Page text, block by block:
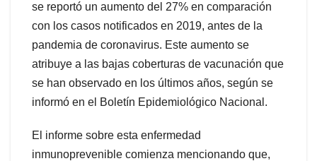
se reportó un aumento del 27% en comparación
con los casos notificados en 2019, antes de la
pandemia de coronavirus. Este aumento se
atribuye a las bajas coberturas de vacunación que
se han observado en los últimos años, según se
informó en el Boletín Epidemiológico Nacional.
El informe sobre esta enfermedad
inmunoprevenible comienza mencionando que,